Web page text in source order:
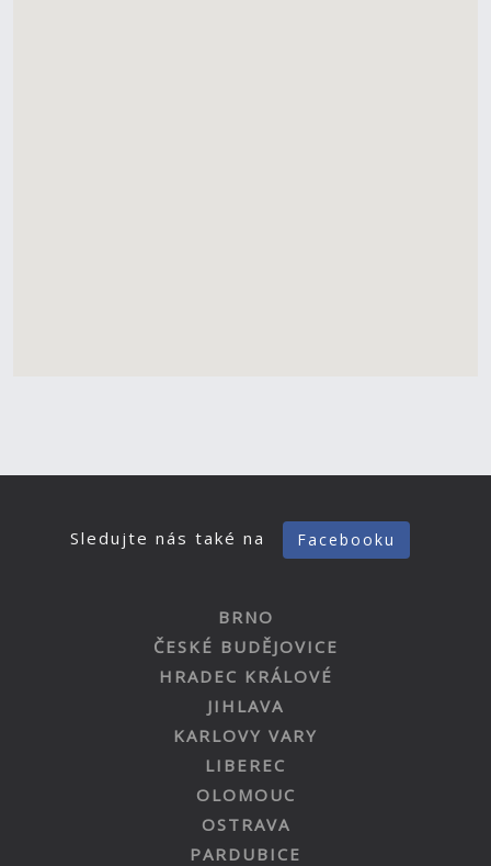
Sledujte nás také na Facebooku
BRNO
ČESKÉ BUDĚJOVICE
HRADEC KRÁLOVÉ
JIHLAVA
KARLOVY VARY
LIBEREC
OLOMOUC
OSTRAVA
PARDUBICE